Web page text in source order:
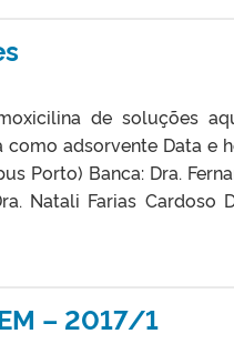
de soluções
adsorvente Data e
Porto) Banca: Dra.
Natali Farias Cardoso
– 2017/1